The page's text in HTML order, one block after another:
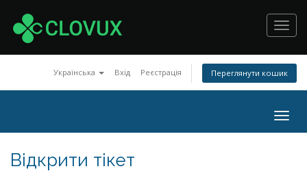
Українська Вхід Реєстрація Переглянути кошик
Відкрити тікет